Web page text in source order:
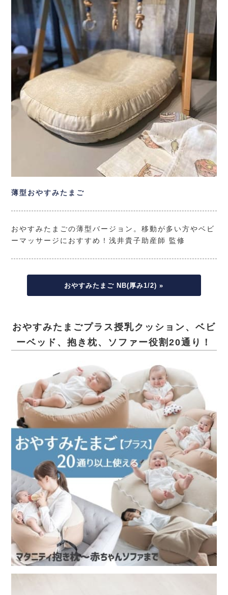
薄型おやすみたまご
おやすみたまごの薄型バージョン。移動が多い方やベビ
ーマッサージにおすすめ！浅井貴子助産師 監修
おやすみたまご NB(厚み1/2) »
おやすみたまごプラス授乳クッション、ベビ
ーベッド、抱き枕、ソファー役割20通り！